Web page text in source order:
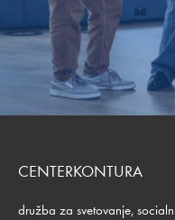
CENTERKONTURA
družba za svetovanje,